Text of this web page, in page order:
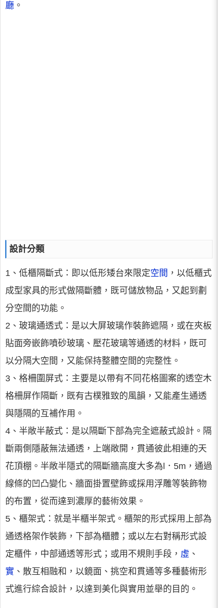
廳 。
設計分類
1、低櫃隔斷式：即以低形矮台來限定空間 ，以低櫃式
成型家具的形式做隔斷體，既可儲放物品，又起到劃
分空間的功能。
2、玻璃通透式：是以大屏玻璃作裝飾遮隔，或在夾板
貼面旁嵌飾噴砂玻璃、壓花玻璃等通透的材料，既可
以分隔大空間，又能保持整體空間的完整性。
3、格柵圍屏式：主要是以帶有不同花格圖案的透空木
格柵屏作隔斷，既有古樸雅致的風韻，又能產生通透
與隱隔的互補作用。
4、半敞半蔽式：是以隔斷下部為完全遮蔽式設計。隔
斷兩側隱蔽無法通透，上端敞開，貫通彼此相連的天
花頂棚。半敞半隱式的隔斷牆高度大多為l．5m，通過
線條的凹凸變化、牆面掛置壁飾或採用浮雕等裝飾物
的布置，從而達到濃厚的藝術效果。
5、櫃架式：就是半櫃半架式。櫃架的形式採用上部為
通透格架作裝飾，下部為櫃體；或以左右對稱形式設
定櫃件，中部通透等形式；或用不規則手段， 虛 、
實 、散互相融和，以鏡面、挑空和貫通等多種藝術形
式進行綜合設計，以達到美化與實用並舉的目的。